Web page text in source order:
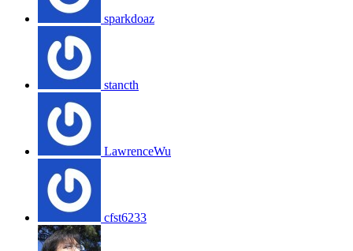
sparkdoaz
stancth
LawrenceWu
cfst6233